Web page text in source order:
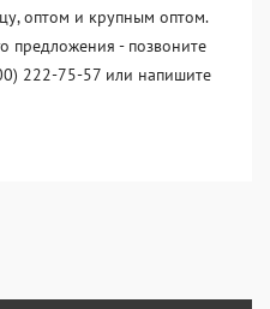
оптом и крупным оптом.
предложения - позвоните
222-75-57 или напишите